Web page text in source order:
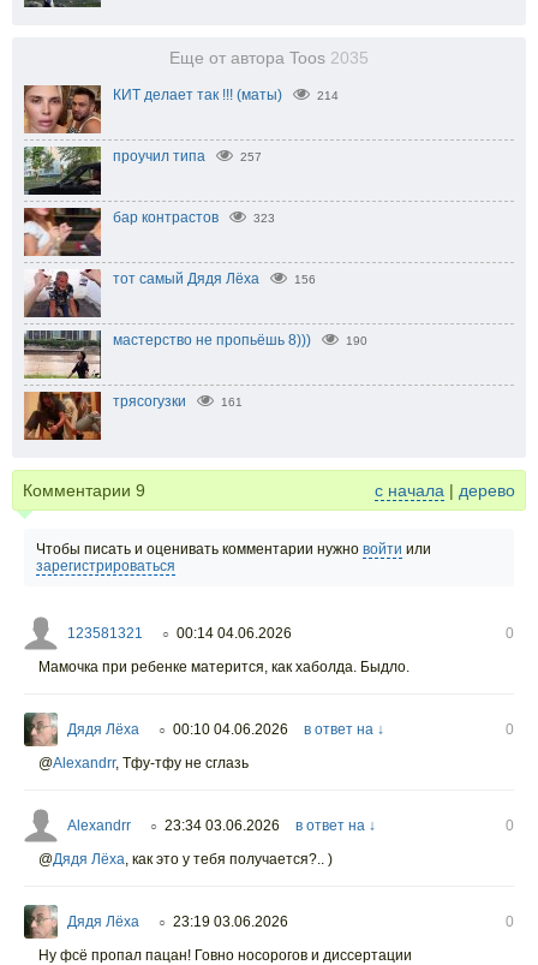
Еще от автора Toos 2035
КИТ делает так !!! (маты) 214
проучил типа 257
бар контрастов 323
тот самый Дядя Лёха 156
мастерство не пропьёшь 8))) 190
трясогузки 161
Комментарии 9 с начала | дерево
Чтобы писать и оценивать комментарии нужно войти или
зарегистрироваться
123581321 ○ 00:14 04.06.2026
0
Мамочка при ребенке матерится, как хаболда. Быдло.
Дядя Лёха ○ 00:10 04.06.2026 в ответ на ↓
0
@Alexandrr, Тфу-тфу не сглазь
Alexandrr ○ 23:34 03.06.2026 в ответ на ↓
0
@Дядя Лёха как это у тебя получается?.. )
Дядя Лёха ○ 23:19 03.06.2026
0
Ну фсё пропал пацан! Говно носорогов и диссертации